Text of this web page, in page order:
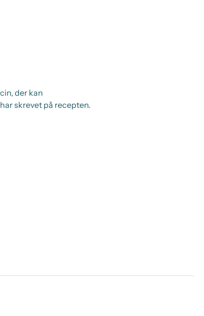
der kan
skrevet på recepten.